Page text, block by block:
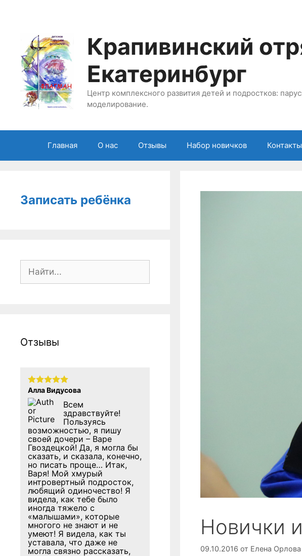
Крапивинский
Екатеринбург
Центр комплексного развития детей и подростков:
моделирование.
Главная О нас Отзывы Набор новичков Контакты
Новички
09.10.2016 от Елена Орлова
Записать ребёнка
Поиск:
Отзывы
Алла Видусова
Всем
здравствуйте!
Пользуясь
возможностью, я пишу
своей дочери – Варе
Гвоздецкой! Да, я могла бы
сказать, и сказала, конечно,
но писать проще… Итак,
Варя! Мой хмурый
интровертный подросток,
любящий одиночество! Я
видела, как тебе было
иногда тяжело с
«малышами», которые
многого не знают и не
умеют! Я видела, как ты
уставала, что даже не
могла связно рассказать,